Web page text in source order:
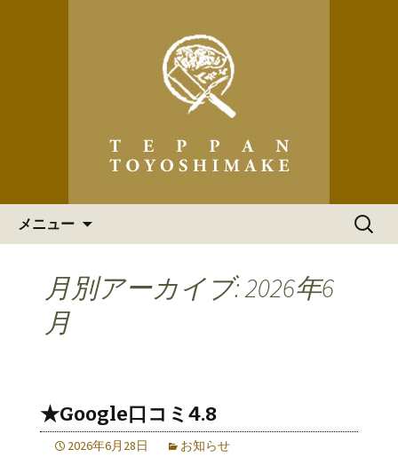
ステーキハウス 道頓堀てっ
ぱん豊島家 からのお知らせ
島家」の最新情報
メニュー
検
月別アーカイブ: 2026年6
月
★Google口コミ4.8
2026年6月28日 お知らせ